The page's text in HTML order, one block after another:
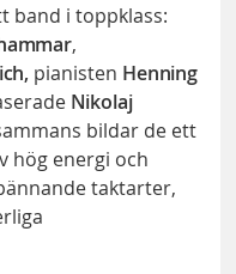
band i toppklass:
,
pianisten Henning
Nikolaj
bildar de ett
hög energi och
taktarter,